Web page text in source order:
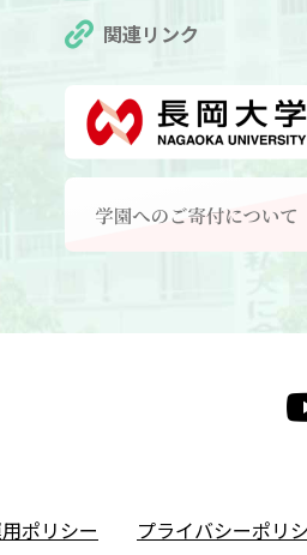
関連リンク
ポリシー
プライバシーポリ